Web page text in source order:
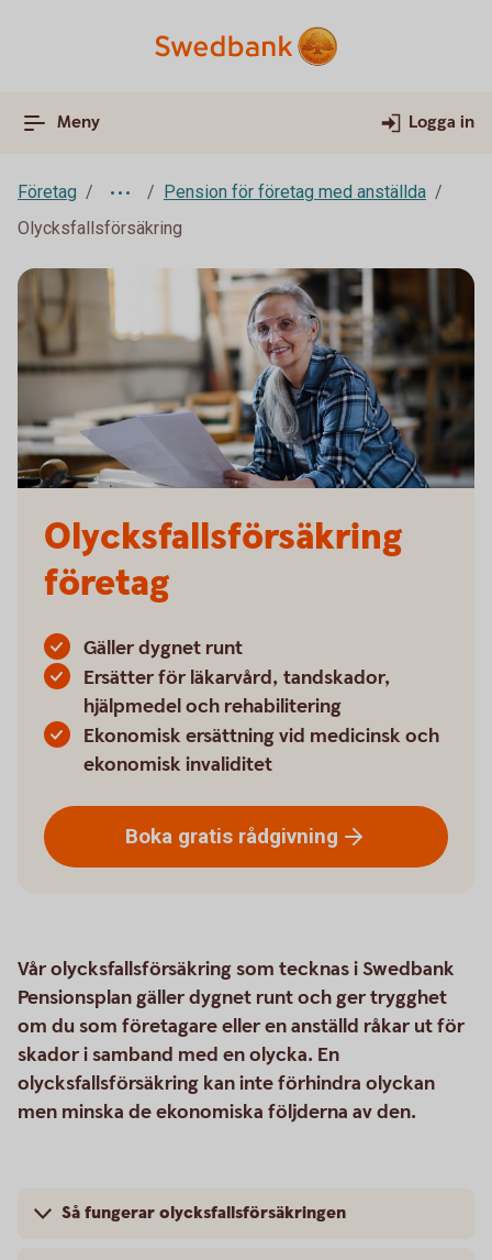
Meny Logga in
Företag
Pension för företag med anställda
Olycksfallsförsäkring
Olycksfallsförsäkring
företag
Gäller dygnet runt
Ersätter för läkarvård, tandskador,
hjälpmedel och rehabilitering
Ekonomisk ersättning vid medicinsk och
ekonomisk invaliditet
Boka gratis rådgivning
Vår olycksfallsförsäkring som tecknas i Swedbank
Pensionsplan gäller dygnet runt och ger trygghet
om du som företagare eller en anställd råkar ut för
skador i samband med en olycka. En
olycksfallsförsäkring kan inte förhindra olyckan
men minska de ekonomiska följderna av den.
Så fungerar olycksfallsförsäkringen